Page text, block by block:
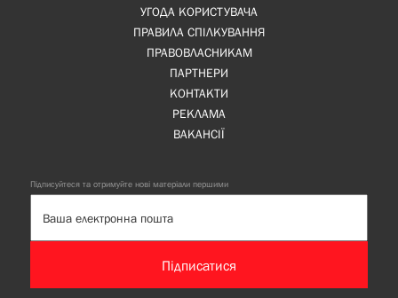
УГОДА КОРИСТУВАЧА
ПРАВИЛА СПІЛКУВАННЯ
ПРАВОВЛАСНИКАМ
ПАРТНЕРИ
КОНТАКТИ
РЕКЛАМА
ВАКАНСІЇ
Підписуйтеся та отримуйте нові матеріали першими
Підписатися